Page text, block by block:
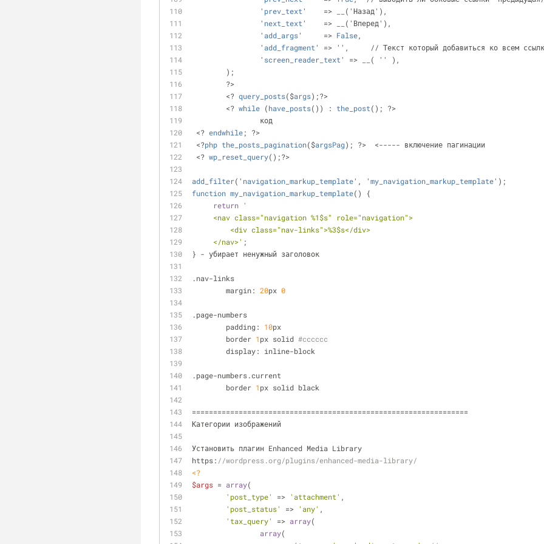
' prev_text '    =>
('Назад'),
' next_text '    =>
('Вперед'),
' add_args'     => False,
' add_fragment ' => '',     // Текст который добавиться ко всем
' screen_reader_text ' =>
( '' ),
);
	?>
	<?
query_posts($args);?>
	<?
while (have_posts()) : the_post(); ?>
		код
<? endwhile; ?>
<?php the_posts_pagination($argsPag); ?>  <----- включение пагинации
<? wp_reset_query();?>
add_filter(' navigation_markup_template', 'my_navigation_markup_template');
function my_navigation_markup_template()
{
return '
     <nav class="navigation %1$s" role="navigation">
         <div class="nav-links">%3$s</div>
     </nav>'
;
} - убирает ненужный заголовок
.nav-links
	margin:
20px 0
.page-numbers
	padding:
10px
	border
1px solid #cccccc
	display: inline-block
.page-numbers.current
	border
1px solid black
=================================================================
Категории изображений
Установить плагин Enhanced Media Library
https: //wordpress.org/plugins/enhanced-media-library/
<?
$args = array(
'post_type'
=> 'attachment' ,
'post_status'
=> 'any' ,
'tax_query'
=> array(
array(